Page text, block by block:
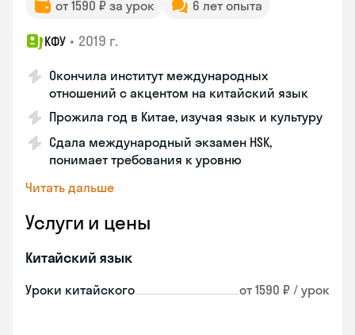
от 1590 ₽ за урок 6 лет опыта
КФУ • 2019 г.
Окончила институт международных
отношений с акцентом на китайский язык
Прожила год в Китае, изучая язык и культуру
Сдала международный экзамен HSK,
понимает требования к уровню
Читать дальше
Услуги и цены
Китайский язык
Уроки китайского от 1590 ₽ / урок